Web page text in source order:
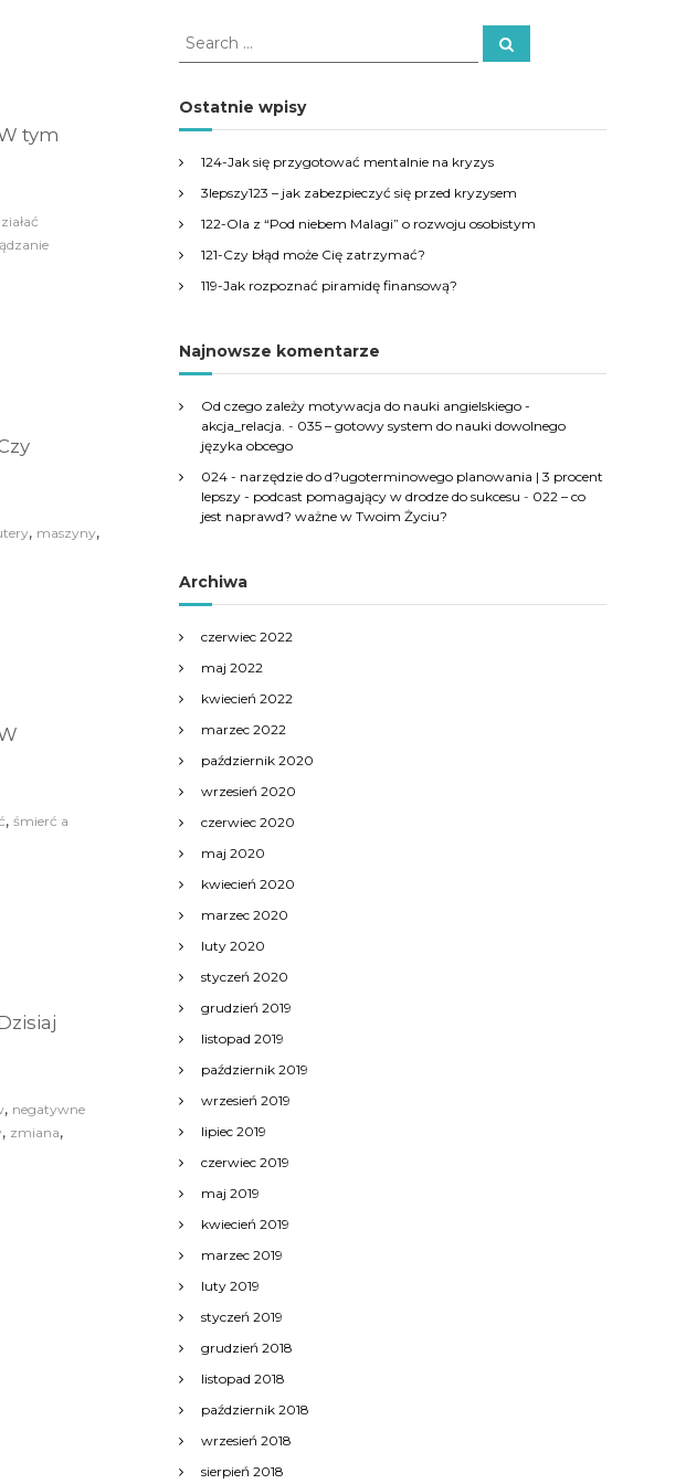
tym
, maszyny,
, śmierć a
, negatywne
, zmiana,
S
e
r
c
f
o
r
S
Ostatnie wpisy
124-Jak się przygotować mentalnie na kryzys
3lepszy123 – jak zabezpieczyć się przed kryzysem
122-Ola z “Pod niebem Malagi” o rozwoju osobistym
121-Czy błąd może Cię zatrzymać?
119-Jak rozpoznać piramidę finansową?
Najnowsze komentarze
Od czego zależy motywacja do nauki angielskiego -
akcja_relacja. - 035 – gotowy system do nauki dowolnego
języka obcego
024 - narzędzie do d?ugoterminowego planowania | 3 procent
lepszy - podcast pomagający w drodze do sukcesu - 022 – co
jest naprawd? ważne w Twoim Życiu?
Archiwa
czerwiec 2022
maj 2022
kwiecień 2022
marzec 2022
październik 2020
wrzesień 2020
czerwiec 2020
maj 2020
kwiecień 2020
marzec 2020
luty 2020
styczeń 2020
grudzień 2019
listopad 2019
październik 2019
wrzesień 2019
lipiec 2019
czerwiec 2019
maj 2019
kwiecień 2019
marzec 2019
luty 2019
styczeń 2019
grudzień 2018
listopad 2018
październik 2018
wrzesień 2018
sierpień 2018